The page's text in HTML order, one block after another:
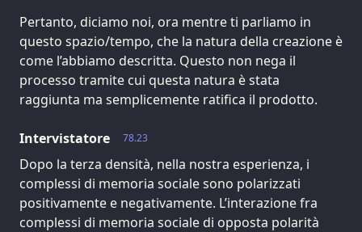
Pertanto, diciamo noi, ora mentre ti parliamo in
questo spazio/tempo, che la natura della creazione è
come l’abbiamo descritta. Questo non nega il
processo tramite cui questa natura è stata
raggiunta ma semplicemente ratifica il prodotto.
78.23
Intervistatore
Dopo la terza densità, nella nostra esperienza, i
complessi di memoria sociale sono polarizzati
positivamente e negativamente. L’interazione fra
complessi di memoria sociale di opposta polarità